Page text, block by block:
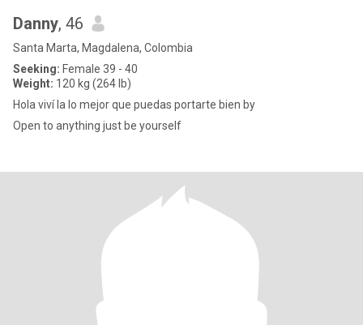
Danny, 46
Santa Marta, Magdalena, Colombia
Seeking: Female 39 - 40
Weight: 120 kg (264 lb)
Hola viví la lo mejor que puedas portarte bien by
Open to anything just be yourself